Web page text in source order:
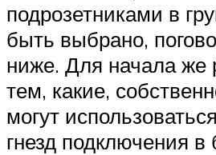
подрозетниками в
быть выбрано,
ниже. Для начала же
тем, какие,
могут
гнезд подключения в